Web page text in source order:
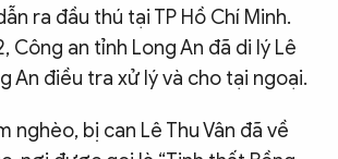
ra đầu thú tại TP Hồ Chí Minh.
Công an tỉnh Long An đã di lý Lê
An điều tra xử lý và cho tại ngoại.
nghèo, bị can Lê Thu Vân đã về